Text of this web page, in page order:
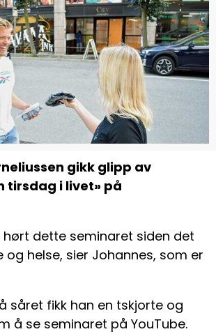
gikk glipp av
tirsdag i livet» på
hørt dette seminaret siden det
og helse, sier Johannes, som er
såret fikk han en tskjorte og
å se seminaret på YouTube.